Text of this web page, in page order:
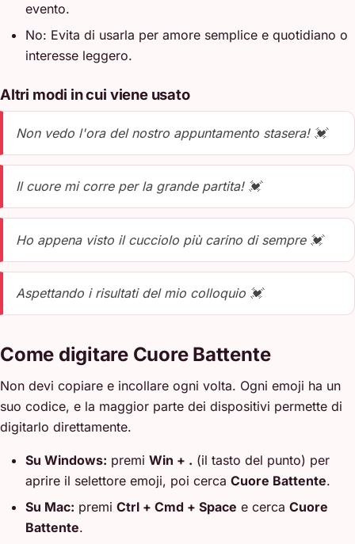
evento.
No: Evita di usarla per amore semplice e quotidiano o
interesse leggero.
Altri modi in cui viene usato
Non vedo l'ora del nostro appuntamento stasera! 💓
Il cuore mi corre per la grande partita! 💓
Ho appena visto il cucciolo più carino di sempre 💓
Aspettando i risultati del mio colloquio 💓
Come digitare Cuore Battente
Non devi copiare e incollare ogni volta. Ogni emoji ha un
suo codice, e la maggior parte dei dispositivi permette di
digitarlo direttamente.
Su Windows: premi Win + . (il tasto del punto) per
aprire il selettore emoji, poi cerca Cuore Battente.
Su Mac: premi Ctrl + Cmd + Space e cerca Cuore
Battente.